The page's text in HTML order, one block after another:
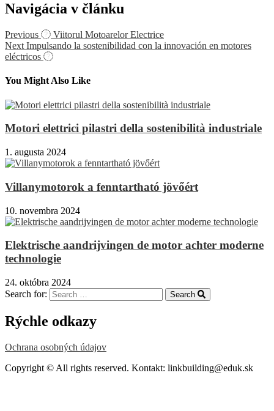
Navigácia v článku
Previous
Viitorul Motoarelor Electrice
Next Impulsando la sostenibilidad con la innovación en motores
eléctricos
You Might Also Like
Motori elettrici pilastri della sostenibilità industriale
1. augusta 2024
Villanymotorok a fenntartható jövőért
10. novembra 2024
Elektrische aandrijvingen de motor achter moderne
technologie
24. októbra 2024
Search for:
Search
Rýchle odkazy
Ochrana osobných údajov
Copyright © All rights reserved. Kontakt: linkbuilding@eduk.sk